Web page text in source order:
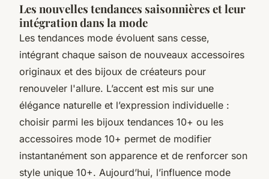
Les nouvelles tendances saisonnières et leur
intégration dans la mode
Les tendances mode évoluent sans cesse,
intégrant chaque saison de nouveaux accessoires
originaux et des bijoux de créateurs pour
renouveler l'allure. L’accent est mis sur une
élégance naturelle et l’expression individuelle :
choisir parmi les bijoux tendances 10+ ou les
accessoires mode 10+ permet de modifier
instantanément son apparence et de renforcer son
style unique 10+. Aujourd’hui, l’influence mode